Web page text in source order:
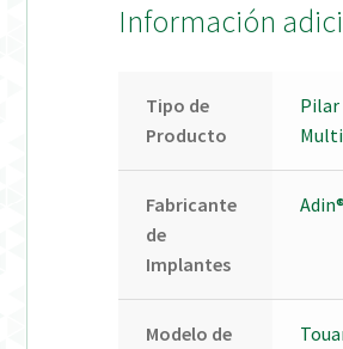
Información
Tipo de
Producto
Pilar
Fabricante
de
Implantes
Adin®
Modelo de